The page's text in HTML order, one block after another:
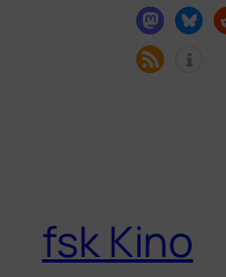
fsk Kino